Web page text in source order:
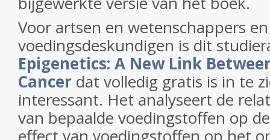
Voor artsen en wetenschappers en
voedingsdeskundigen is dit
Epigenetics: A New Link
Cancer dat volledig gratis is in te
interessant. Het analyseert de
van bepaalde voedingstoffen op